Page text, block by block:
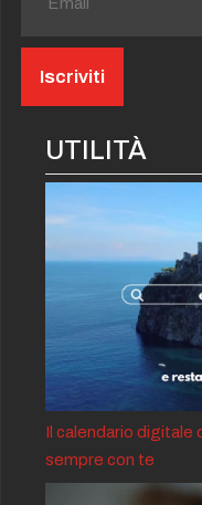
UTILITÀ
Il calendario digitale
sempre con te